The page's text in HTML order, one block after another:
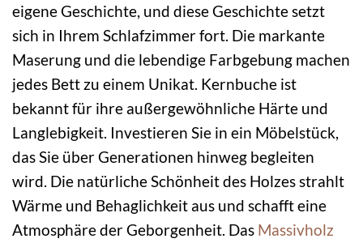
eigene Geschichte, und diese Geschichte setzt
sich in Ihrem Schlafzimmer fort. Die markante
Maserung und die lebendige Farbgebung machen
jedes Bett zu einem Unikat. Kernbuche ist
bekannt für ihre außergewöhnliche Härte und
Langlebigkeit. Investieren Sie in ein Möbelstück,
das Sie über Generationen hinweg begleiten
wird. Die natürliche Schönheit des Holzes strahlt
Wärme und Behaglichkeit aus und schafft eine
Atmosphäre der Geborgenheit. Das Massivholz